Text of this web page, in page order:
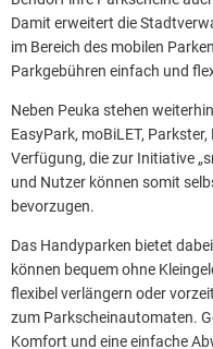
Damit erweitert die
im Bereich des mobilen
Parkgebühren einfach und
Neben Peuka stehen
EasyPark, moBiLET,
Verfügung, die zur Initiative
und Nutzer können somit
bevorzugen.
Das Handyparken bietet
können bequem ohne
flexibel verlängern oder
zum Parkscheinautomaten.
Komfort und eine einfache